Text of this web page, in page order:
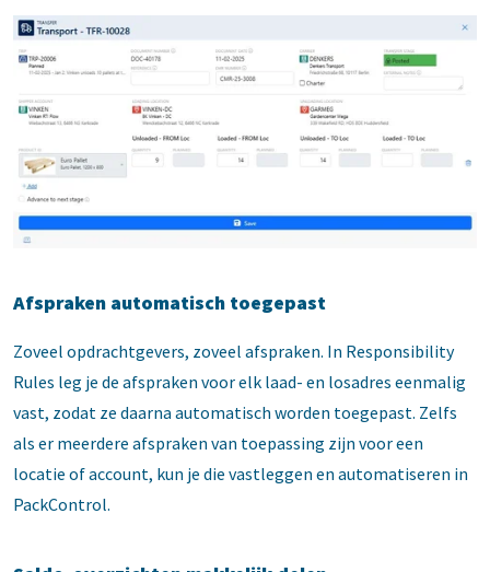
Afspraken automatisch toegepast
Zoveel opdrachtgevers, zoveel afspraken. In Responsibility
Rules leg je de afspraken voor elk laad- en losadres eenmalig
vast, zodat ze daarna automatisch worden toegepast. Zelfs
als er meerdere afspraken van toepassing zijn voor een
locatie of account, kun je die vastleggen en automatiseren in
PackControl.